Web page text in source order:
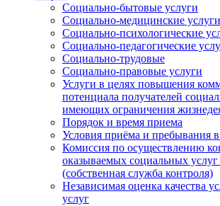
Социально-бытовые услуги
Социально-медицинские услуги
Социально-психологические
Социально-педагогические
Социально-трудовые
Социально-правовые услуги
Услуги в целях повышения
потенциала получателей
имеющих ограничения
Порядок и время приема
Условия приёма и пребывания
Комиссия по осуществлению
оказываемых социальных
(собственная служба контроля)
Независимая оценка качества
услуг